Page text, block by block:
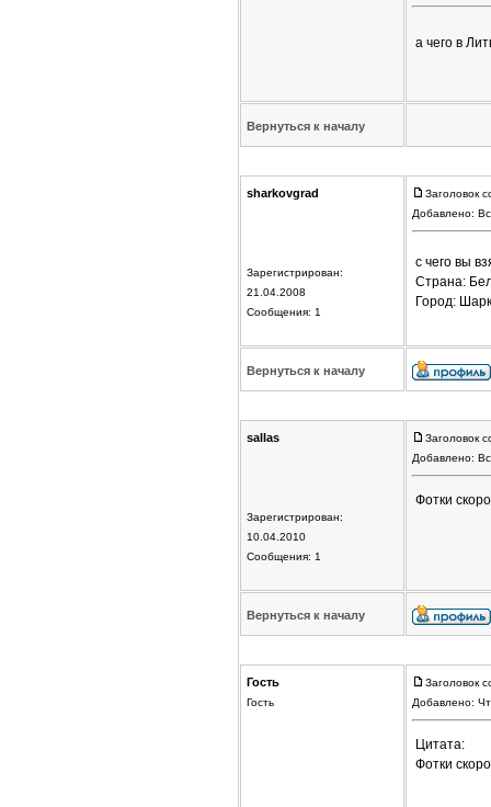
а чего в
Вернуться к началу
sharkovgrad
Зарегистрирован:
21.04.2008
Сообщения: 1
Заголовок
Добавлено:
с чего вы
Страна:
Город:
Вернуться к началу
sallas
Зарегистрирован:
10.04.2010
Сообщения: 1
Заголовок
Добавлено:
Фотки
Вернуться к началу
Гость
Гость
Заголовок
Добавлено:
Цитата:
Фотки